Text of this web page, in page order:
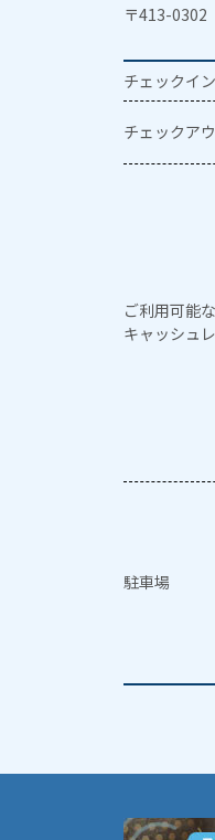
〒413-
チェックイン
チェックア
ご利用可能な
キャッシュ
駐車場